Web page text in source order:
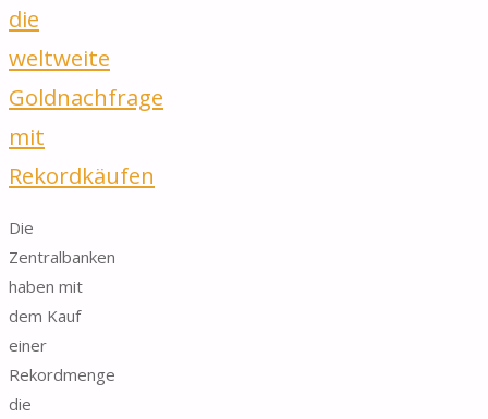
die
weltweite
Goldnachfrage
mit
Rekordkäufen
Die
Zentralbanken
haben mit
dem Kauf
einer
Rekordmenge
die